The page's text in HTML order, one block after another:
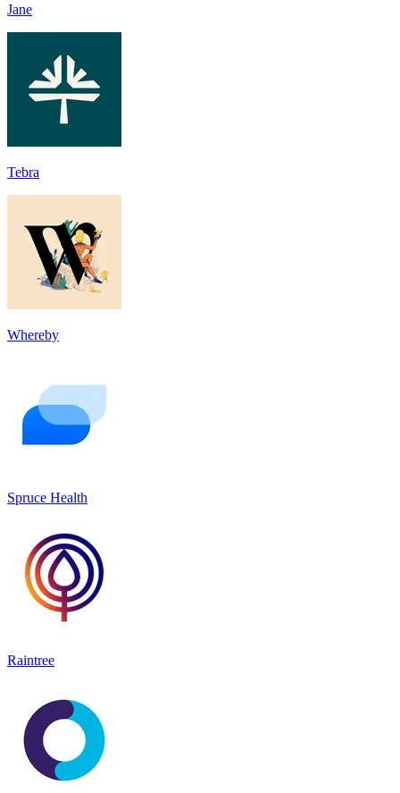
Jane
Tebra
Whereby
Spruce Health
Raintree